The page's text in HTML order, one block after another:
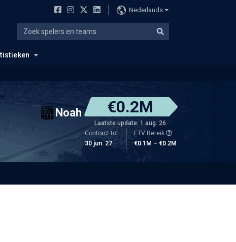
Nederlands
Noah €0.2M
Laatste update: 1 aug. 26
Contract tot
30 jun. 27
ETV Bereik
€0.1M – €0.2M